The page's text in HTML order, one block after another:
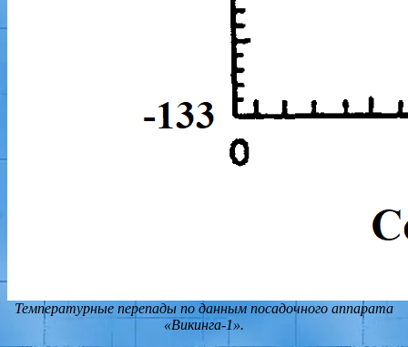
Температурные перепады по данным посадочного аппарата
«Викинга-1».